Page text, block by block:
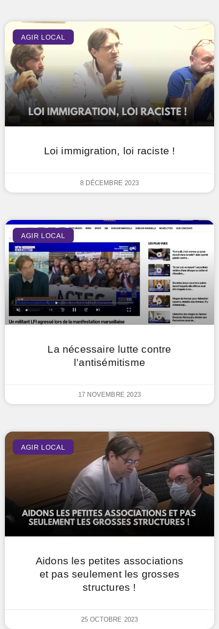
AGIR LOCAL
Loi immigration, loi raciste !
8 DÉCEMBRE 2023
AGIR LOCAL
La nécessaire lutte contre
l’antisémitisme
17 NOVEMBRE 2023
AGIR LOCAL
Aidons les petites associations
et pas seulement les grosses
structures !
25 OCTOBRE 2023